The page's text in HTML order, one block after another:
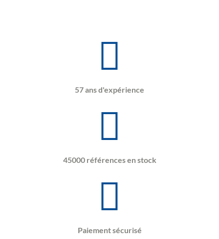
57 ans d'expérience
45000 références en stock
Paiement sécurisé